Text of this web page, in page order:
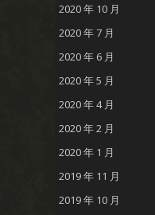
2020 年 10 月
2020 年 7 月
2020 年 6 月
2020 年 5 月
2020 年 4 月
2020 年 2 月
2020 年 1 月
2019 年 11 月
2019 年 10 月